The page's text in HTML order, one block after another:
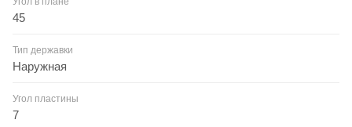
45
Тип державки
Наружная
Угол пластины
7